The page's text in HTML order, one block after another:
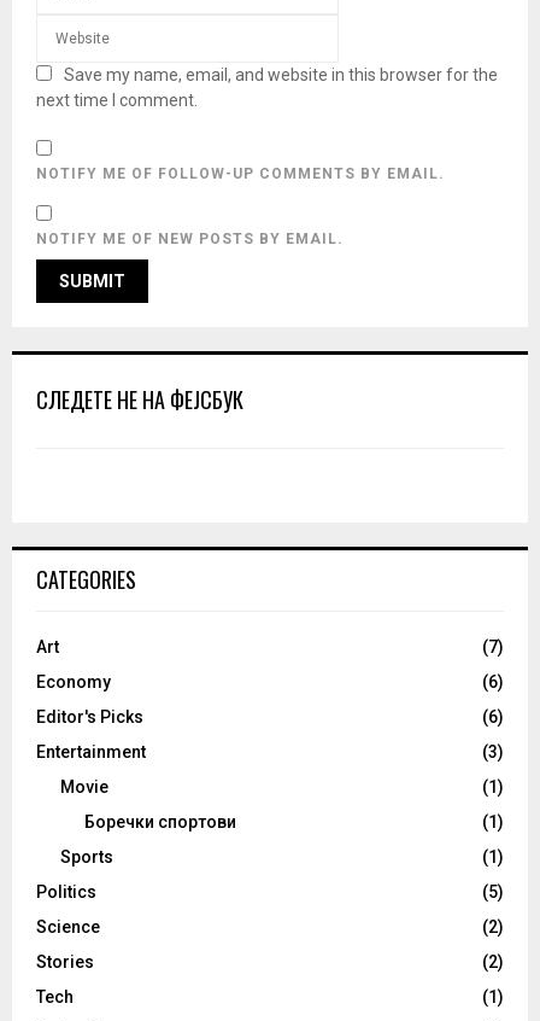
Save my name, email, and website in this browser for the
next time I comment.
NOTIFY ME OF FOLLOW-UP COMMENTS BY EMAIL.
NOTIFY ME OF NEW POSTS BY EMAIL.
СЛЕДЕТЕ НЕ НА ФЕЈСБУК
CATEGORIES
Art
(7)
Economy
(6)
Editor's Picks
(6)
Entertainment
(3)
Movie
(1)
Боречки спортови
(1)
Sports
(1)
Politics
(5)
Science
(2)
Stories
(2)
Tech
(1)